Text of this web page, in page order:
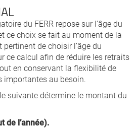
du FERR repose sur l’âge du
ce choix se fait au moment de la
de choisir l’âge du
ce calcul afin de réduire les retraits
en conservant la flexibilité de
importantes au besoin.
suivante détermine le montant du
de l’année).